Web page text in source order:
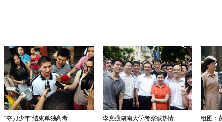
"夺刀少年"结束单独高考... 李克强湖南大学考察获热情... 组图：